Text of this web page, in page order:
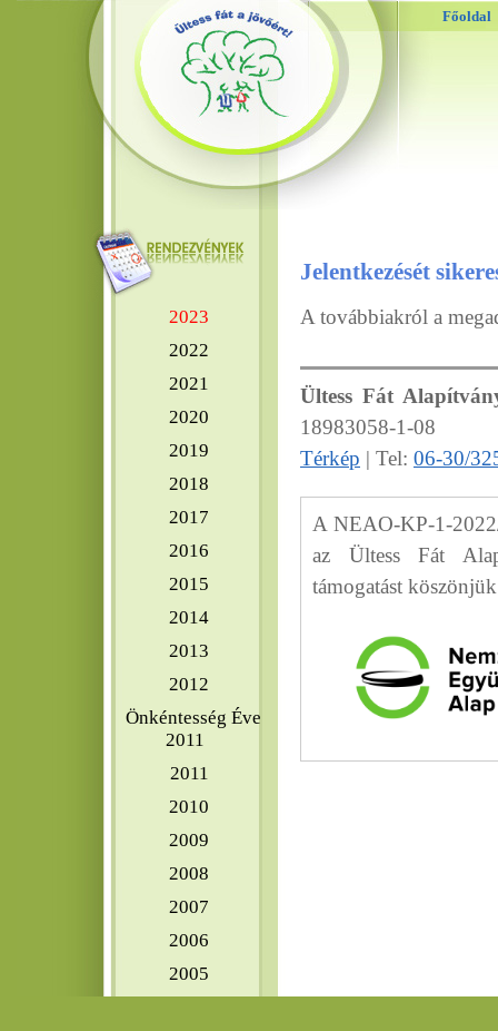
Főoldal
2023
2022
2021
2020
2019
2018
2017
2016
2015
2014
2013
2012
Önkéntesség Éve
2011
2011
2010
2009
2008
2007
2006
2005
Jelentkezését
A továbbiakról a
Ültess Fát
18983058-1-08
Térkép | Tel: 06-30/
A NEAO-KP-1-
az Ültess Fát
támogatást